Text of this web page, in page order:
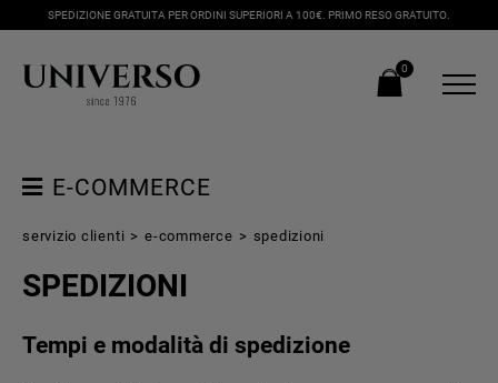
SPEDIZIONE GRATUITA PER ORDINI SUPERIORI A 100€. PRIMO RESO GRATUITO.
0
E-COMMERCE
GUIDA E-COMMERCE
GUIDA ALLE TAGLIE
PAGAMENTI
servizio clienti > e-commerce > spedizioni
SPEDIZIONI
Tempi e modalità di spedizione